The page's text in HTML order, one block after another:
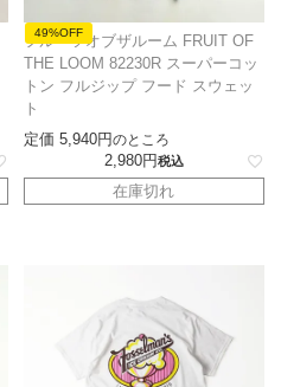
49%OFF
フルーツオブザルーム FRUIT OF
THE LOOM 82230R スーパーコッ
トン フルジップ フード スウェッ
ト
定価 5,940 のところ
2,980 税込
在庫切れ